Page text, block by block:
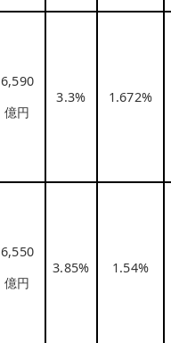
6,590
億円
3.3% 1.672%
6,550
億円
3.85% 1.54%